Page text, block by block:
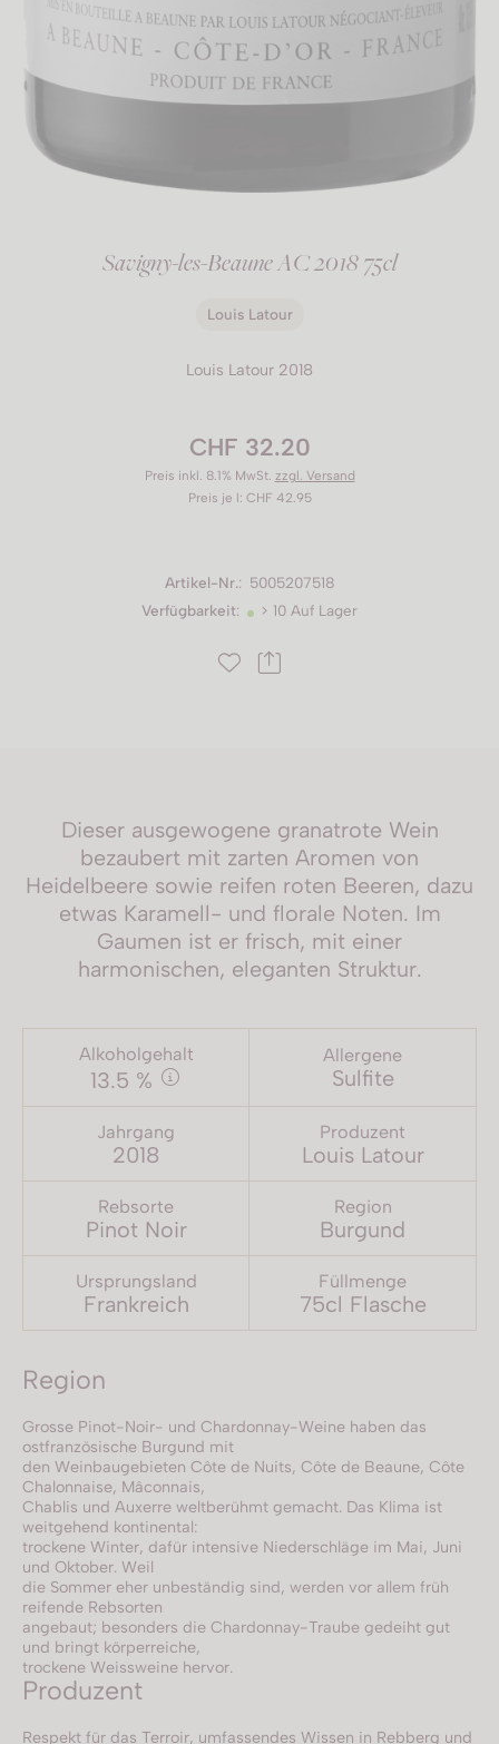
Savigny-les-Beaune AC 2018 75cl
Louis Latour
Louis Latour 2018
CHF 32.20
Preis inkl. 8.1% MwSt. zzgl. Versand
Preis je l: CHF 42.95
Artikel-Nr.: 5005207518
Verfügbarkeit: > 10 Auf Lager
Dieser ausgewogene granatrote Wein
bezaubert mit zarten Aromen von
Heidelbeere sowie reifen roten Beeren, dazu
etwas Karamell- und florale Noten. Im
Gaumen ist er frisch, mit einer
harmonischen, eleganten Struktur.
Alkoholgehalt
13.5 %
Allergene
Sulfite
Jahrgang
2018
Produzent
Louis Latour
Rebsorte
Pinot Noir
Region
Burgund
Ursprungsland
Frankreich
Füllmenge
75cl Flasche
Region
Grosse Pinot-Noir- und Chardonnay-Weine haben das
ostfranzösische Burgund mit
den Weinbaugebieten Côte de Nuits, Côte de Beaune, Côte
Chalonnaise, Mâconnais,
Chablis und Auxerre weltberühmt gemacht. Das Klima ist
weitgehend kontinental:
trockene Winter, dafür intensive Niederschläge im Mai, Juni
und Oktober. Weil
die Sommer eher unbeständig sind, werden vor allem früh
reifende Rebsorten
angebaut; besonders die Chardonnay-Traube gedeiht gut
und bringt körperreiche,
trockene Weissweine hervor.
Produzent
Respekt für das Terroir, umfassendes Wissen in Rebberg und